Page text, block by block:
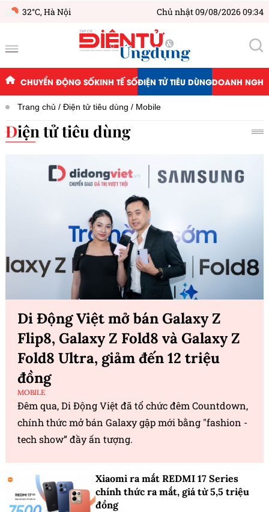
32°C,Hà Nội Chủ nhật 09/08/2026 09:34
CHUYỂN ĐỘNG SỐKINH TẾ SỐĐIỆN TỬ TIÊU DÙNGDOANH
Trang chủ Điện tử tiêu dùng Mobile
Điện tử tiêu dùng
Di Động Việt mở bán Galaxy Z
Flip8, Galaxy Z Fold8 và Galaxy Z
Fold8 Ultra, giảm đến 12 triệu
đồng
MOBILE
Đêm qua, Di Động Việt đã tổ chức đêm Countdown,
chính thức mở bán Galaxy gập mới bằng "fashion -
tech show” đầy ấn tượng.
Xiaomi ra mắt REDMI 17 Series
chính thức ra mắt, giá từ 5,5 triệu
đồng